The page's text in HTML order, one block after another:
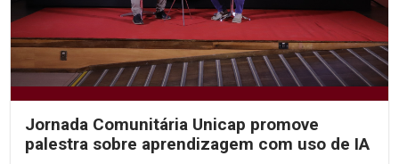
Jornada Comunitária Unicap promove
palestra sobre aprendizagem com uso de IA